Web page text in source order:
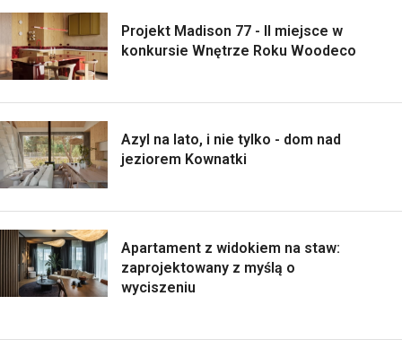
Projekt Madison 77 - II miejsce w
konkursie Wnętrze Roku Woodeco
Azyl na lato, i nie tylko - dom nad
jeziorem Kownatki
Apartament z widokiem na staw:
zaprojektowany z myślą o
wyciszeniu